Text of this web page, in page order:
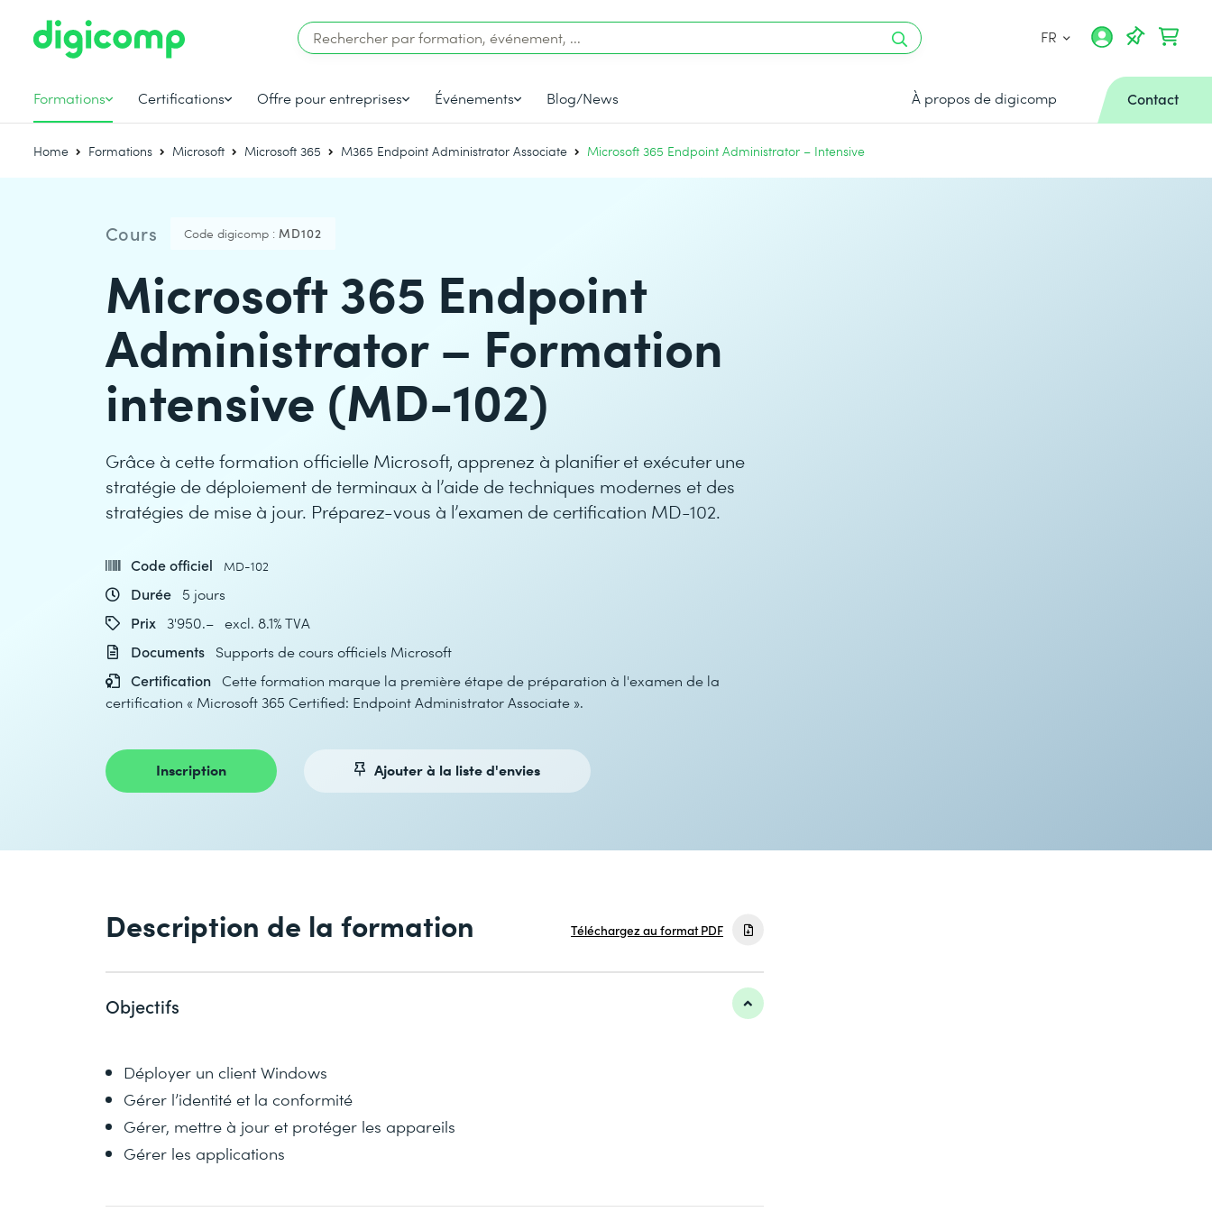
FR
Formations Certifications Offre pour entreprises Événements Blog/News À propos de digicomp Contact
Home Formations Microsoft Microsoft 365 M365 Endpoint Administrator Associate Microsoft 365 Endpoint Administrator – Intensive
Cours Code digicomp : MD102
Microsoft 365 Endpoint
Administrator – Formation
intensive (MD-102)
Grâce à cette formation officielle Microsoft, apprenez à planifier et exécuter une
stratégie de déploiement de terminaux à l’aide de techniques modernes et des
stratégies de mise à jour. Préparez-vous à l’examen de certification MD-102.
Code officiel MD-102
Durée
5 jours
Prix
3'950.– excl. 8.1% TVA
Documents
Supports de cours officiels Microsoft
Certification Cette formation marque la première étape de préparation à l'examen de la
certification « Microsoft 365 Certified: Endpoint Administrator Associate ».
Inscription Ajouter à la liste d'envies
Description de la formation Téléchargez au format PDF
Objectifs
Déployer un client Windows
Gérer l’identité et la conformité
Gérer, mettre à jour et protéger les appareils
Gérer les applications